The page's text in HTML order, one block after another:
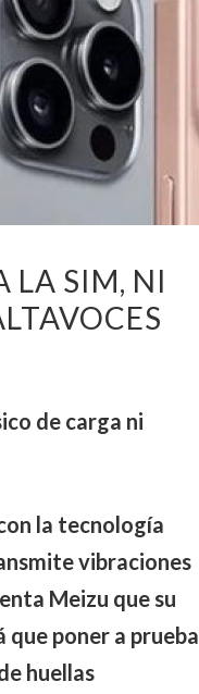
LA SIM, NI
de carga ni
la tecnología
vibraciones
Meizu que su
poner a prueba
huellas